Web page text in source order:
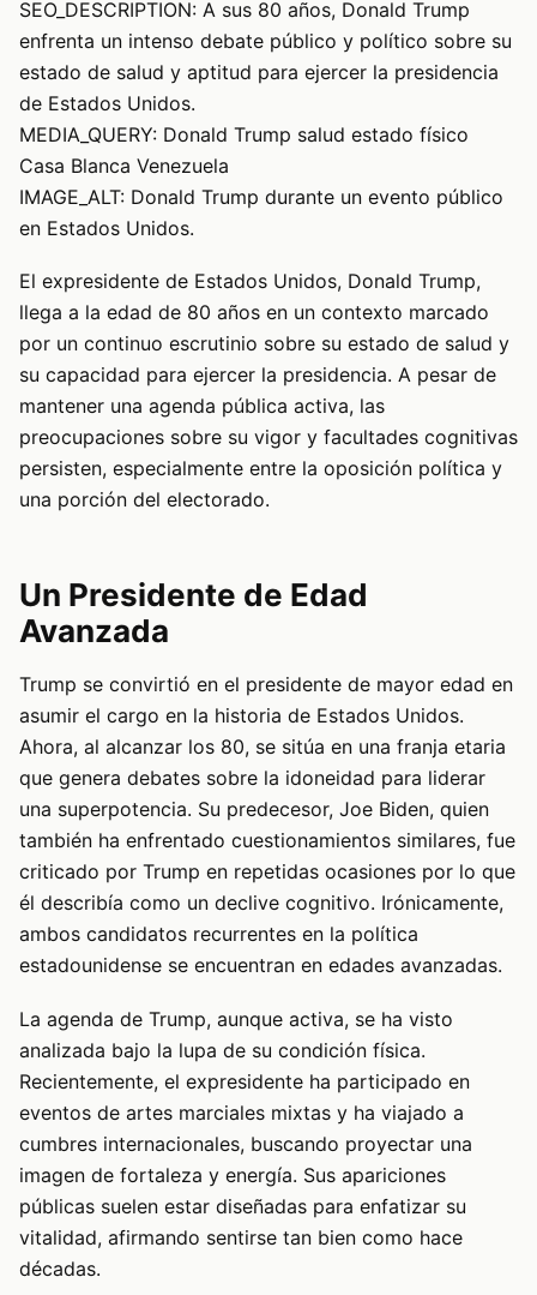
SEO_DESCRIPTION: A sus 80 años, Donald Trump
enfrenta un intenso debate público y político sobre su
estado de salud y aptitud para ejercer la presidencia
de Estados Unidos.
MEDIA_QUERY: Donald Trump salud estado físico
Casa Blanca Venezuela
IMAGE_ALT: Donald Trump durante un evento público
en Estados Unidos.
El expresidente de Estados Unidos, Donald Trump,
llega a la edad de 80 años en un contexto marcado
por un continuo escrutinio sobre su estado de salud y
su capacidad para ejercer la presidencia. A pesar de
mantener una agenda pública activa, las
preocupaciones sobre su vigor y facultades cognitivas
persisten, especialmente entre la oposición política y
una porción del electorado.
Un Presidente de Edad
Avanzada
Trump se convirtió en el presidente de mayor edad en
asumir el cargo en la historia de Estados Unidos.
Ahora, al alcanzar los 80, se sitúa en una franja etaria
que genera debates sobre la idoneidad para liderar
una superpotencia. Su predecesor, Joe Biden, quien
también ha enfrentado cuestionamientos similares, fue
criticado por Trump en repetidas ocasiones por lo que
él describía como un declive cognitivo. Irónicamente,
ambos candidatos recurrentes en la política
estadounidense se encuentran en edades avanzadas.
La agenda de Trump, aunque activa, se ha visto
analizada bajo la lupa de su condición física.
Recientemente, el expresidente ha participado en
eventos de artes marciales mixtas y ha viajado a
cumbres internacionales, buscando proyectar una
imagen de fortaleza y energía. Sus apariciones
públicas suelen estar diseñadas para enfatizar su
vitalidad, afirmando sentirse tan bien como hace
décadas.